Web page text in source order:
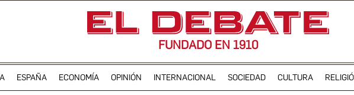
FUNDADO EN 1910
ESPAÑA ECONOMÍA OPINIÓN INTERNACIONAL SOCIEDAD CULTURA